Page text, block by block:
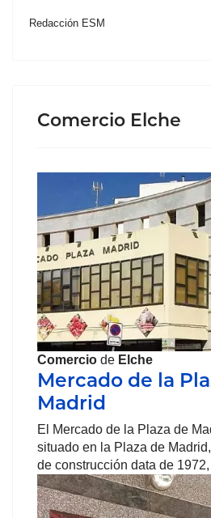
Redacción ESM
Comercio Elche
Comercio de Elche
Mercado de la
Madrid
El Mercado de la Plaza de
situado en la Plaza de
de construcción data de